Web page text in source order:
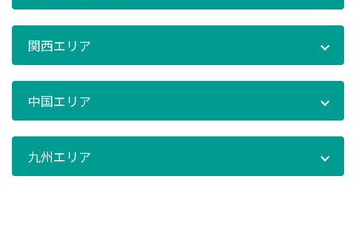
関西エリア
中国エリア
九州エリア